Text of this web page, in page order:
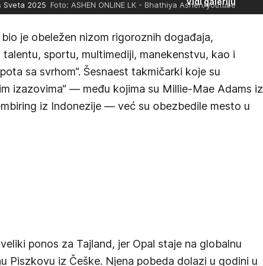
Sveta 2025 Foto: ASHEN ONLINE LK - Bhathiya Ashen/youtube
je obeležen nizom rigoroznih događaja,
sportu, multimediji, manekenstvu, kao i
sa svrhom“. Šesnaest takmičarki koje su
izazovima“ — među kojima su Millie-Mae Adams iz
iz Indonezije — već su obezbedile mesto u
ponos za Tajland, jer Opal staje na globalnu
Piszkovu iz Češke. Njena pobeda dolazi u godini u